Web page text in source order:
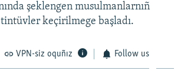
şeklengen musulmanlarnıñ
tintüvler keçirilmege başladı.
VPN-siz oquñız Follow us